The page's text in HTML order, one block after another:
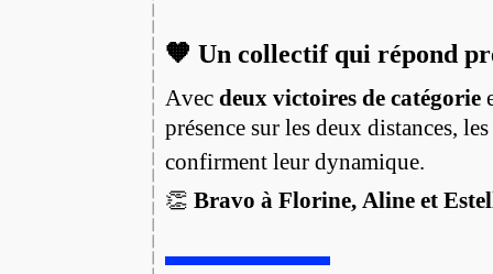
🧡 Un collectif qui répond
Avec deux victoires de catégorie
présence sur les deux distances,
confirment leur dynamique.
👏 Bravo à Florine, Aline et